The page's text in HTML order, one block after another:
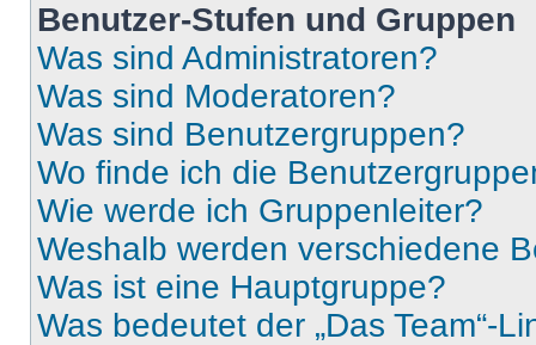
Benutzer-Stufen und Gruppen
Was sind Administratoren?
Was sind Moderatoren?
Was sind Benutzergruppen?
Wo finde ich die
Wie werde ich Gruppenleiter?
Weshalb werden verschiedene
Was ist eine Hauptgruppe?
Was bedeutet der „Das Team“-